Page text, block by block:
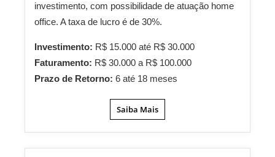
investimento, com possibilidade de atuação home
office. A taxa de lucro é de 30%.
Investimento: R$ 15.000 até R$ 30.000
Faturamento: R$ 30.000 a R$ 100.000
Prazo de Retorno: 6 até 18 meses
Saiba Mais